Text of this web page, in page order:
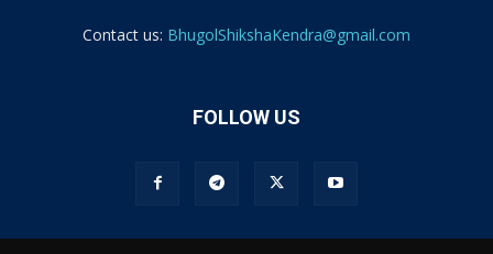
Contact us: BhugolShikshaKendra@gmail.com
FOLLOW US